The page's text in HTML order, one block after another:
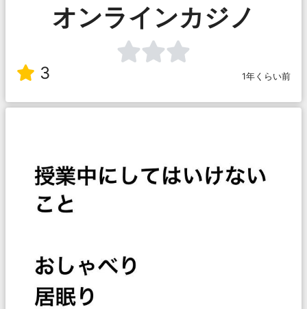
オンラインカジノ
3 1年くらい前